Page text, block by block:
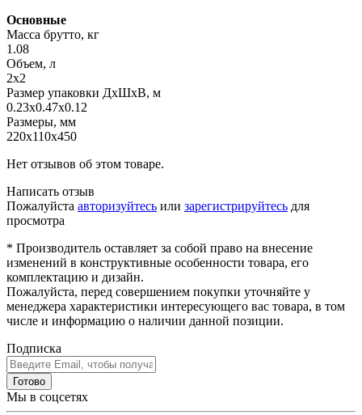
Основные
Масса брутто, кг
1.08
Объем, л
2х2
Размер упаковки ДхШхВ, м
0.23x0.47x0.12
Размеры, мм
220х110х450
Нет отзывов об этом товаре.
Написать отзыв
Пожалуйста авторизуйтесь или зарегистрируйтесь для
просмотра
* Производитель оставляет за собой право на внесение
изменений в конструктивные особенности товара, его
комплектацию и дизайн.
Пожалуйста, перед совершением покупки уточняйте у
менеджера характеристики интересующего вас товара, в том
числе и информацию о наличии данной позиции.
Подписка
Готово
Мы в соцсетях